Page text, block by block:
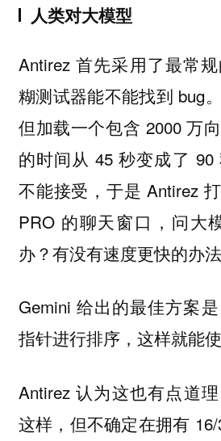
人类对大模型
Antirez 首先采用了最常
糊测试器能不能找到 bug
但加载一个包含 2000 万
的时间从 45 秒变成了
不能接受，于是 Antirez
PRO 的聊天窗口，问大
办？有没有速度更快的办
Gemini 给出的最佳方案
指针进行排序，这样就能使
Antirez 认为这也有点道
这样，但不确定在拥有